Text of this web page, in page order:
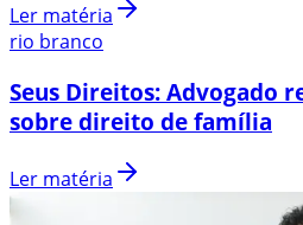
Ler matéria
rio branco
Seus Direitos: Advogado
sobre direito de família
Ler matéria